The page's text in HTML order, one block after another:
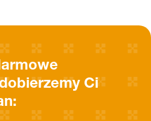
Ci